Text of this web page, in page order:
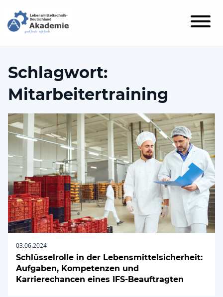
Schlagwort:
Mitarbeitertraining
03.06.2024
Schlüsselrolle in der Lebensmittelsicherheit:
Aufgaben, Kompetenzen und
Karrierechancen eines IFS-Beauftragten